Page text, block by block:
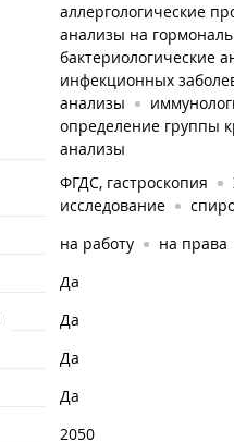
аллергологические
анализы на
бактериологические
инфекционных
анализы
определение группы
анализы
ФГДС, гастроскопия
исследование
на работу на права
Да
Да
Да
Да
2050